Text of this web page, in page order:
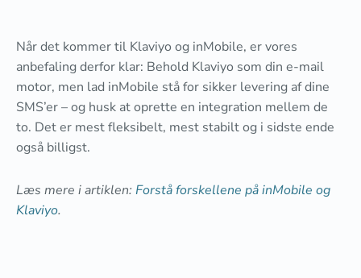
Når det kommer til Klaviyo og inMobile, er vores
anbefaling derfor klar: Behold Klaviyo som din e-mail
motor, men lad inMobile stå for sikker levering af dine
SMS’er – og husk at oprette en integration mellem de
to. Det er mest fleksibelt, mest stabilt og i sidste ende
også billigst.
Læs mere i artiklen:Forstå forskellene på inMobile og
Klaviyo.